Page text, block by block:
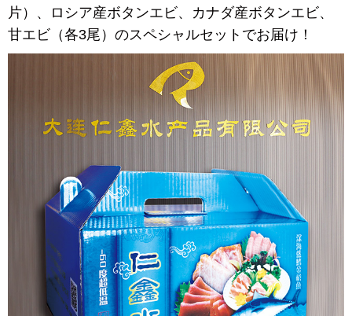
片）、ロシア産ボタンエビ、カナダ産ボタンエビ、
甘エビ（各3尾）のスペシャルセットでお届け！